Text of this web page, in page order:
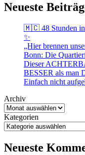
Neueste
🇲🇨 48 Stunden in
✨
„Hier brennen
Bonn: Die
Dieser
BESSER als man
Einfach nicht
Archiv
Kategorien
Neueste